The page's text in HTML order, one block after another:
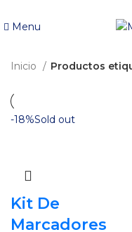
Menu
Inicio Productos
-18%Sold out
Kit De
Marcadores